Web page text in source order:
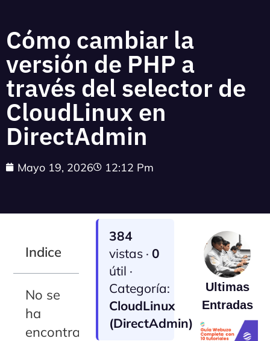
Cómo cambiar la
versión de PHP a
través del selector de
CloudLinux en
DirectAdmin
Mayo 19, 2026 12:12 Pm
Indice
No se
ha
encontrado
384
vistas ·0
útil ·
Categoría:
CloudLinux
(DirectAdmin)
Ultimas
Entradas